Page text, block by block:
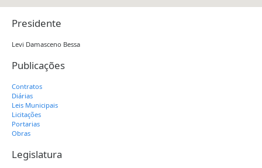
Presidente
Levi Damasceno Bessa
Publicações
Contratos
Diárias
Leis Municipais
Licitações
Portarias
Obras
Legislatura